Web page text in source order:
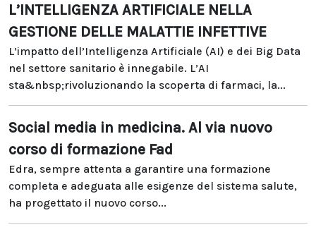
L’INTELLIGENZA ARTIFICIALE NELLA
GESTIONE DELLE MALATTIE INFETTIVE
L’impatto dell’Intelligenza Artificiale (AI) e dei Big Data
nel settore sanitario è innegabile. L’AI
sta&nbsp;rivoluzionando la scoperta di farmaci, la...
Social media in medicina. Al via nuovo
corso di formazione Fad
Edra, sempre attenta a garantire una formazione
completa e adeguata alle esigenze del sistema salute,
ha progettato il nuovo corso...